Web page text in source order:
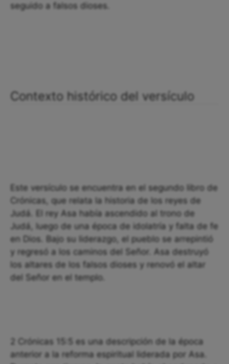
seguido a falsos dioses.
Contexto histórico del versículo
Este versículo se encuentra en el segundo libro de
Crónicas, que relata la historia de los reyes de
Judá. El rey Asa había ascendido al trono de
Judá, luego de una época de idolatría y falta de fe
en Dios. Bajo su liderazgo, el pueblo se arrepintió
y regresó a los caminos del Señor. Asa destruyó
los altares de los falsos dioses y renovó el altar
del Señor en el templo.
2 Crónicas 15:5 es una descripción de la época
anterior a la reforma espiritual liderada por Asa.